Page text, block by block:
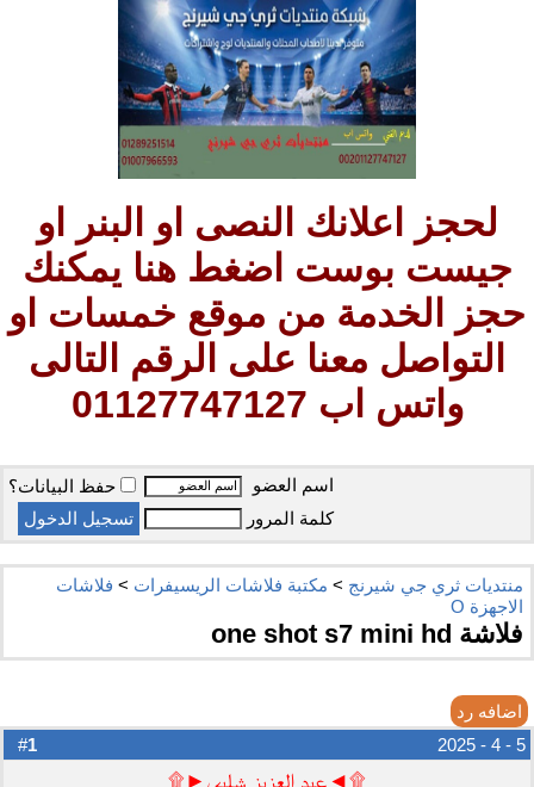
لحجز اعلانك النصى او البنر او
جيست بوست اضغط هنا يمكنك
حجز الخدمة من موقع خمسات او
التواصل معنا على الرقم التالى
واتس اب 01127747127
اسم العضو
حفظ البيانات؟
كلمة المرور
منتديات ثري جي شيرنج > مكتبة فلاشات الريسيفرات > فلاشات
الاجهزة O
فلاشة one shot s7 mini hd
اضافه رد
1 5 - 4 - 2025
۩◄عبد العزيز شلبى►۩